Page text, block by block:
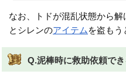
なお、トドが混乱状態から
とシレンのアイテム を盗も
Q.泥棒時に救助依頼でき